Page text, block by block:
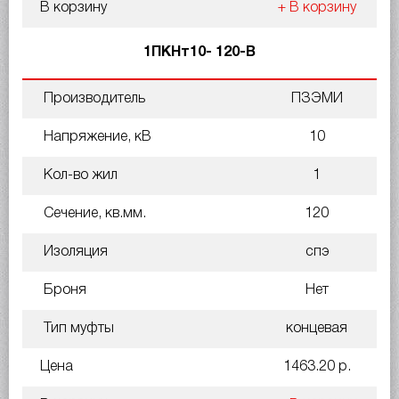
В корзину + В корзину
1ПКНт10- 120-В
Производитель ПЗЭМИ
Напряжение, кВ 10
Кол-во жил 1
Сечение, кв.мм. 120
Изоляция спэ
Броня Нет
Тип муфты концевая
Цена 1463.20 р.